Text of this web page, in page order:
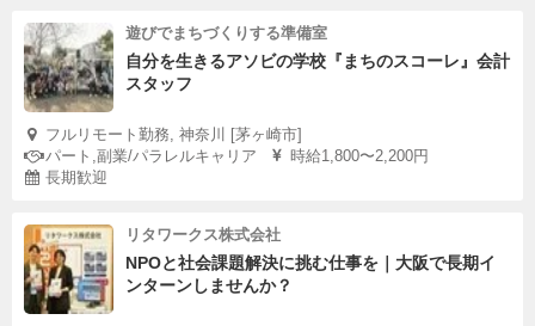
遊びでまちづくりする準備室
自分を生きるアソビの学校『まちのスコーレ』会計
スタッフ
フルリモート勤務, 神奈川 [茅ヶ崎市]
パート,副業/パラレルキャリア
時給1,800〜2,200円
長期歓迎
リタワークス株式会社
NPOと社会課題解決に挑む仕事を｜大阪で長期イ
ンターンしませんか？